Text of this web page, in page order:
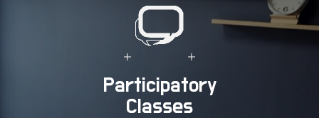
Participatory
Classes